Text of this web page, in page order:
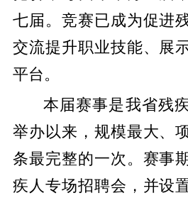
七届。竞赛已成为促进
交流提升职业技能、展
平台。
本届赛事是我省残
举办以来，规模最大、
条最完整的一次。赛事
疾人专场招聘会，并设